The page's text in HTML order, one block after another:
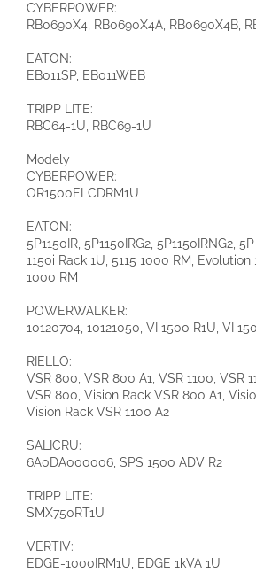
CYBERPOWER:
RB0690X4, RB0690X4A, RB0690X4B,
EATON:
EB011SP, EB011WEB
TRIPP LITE:
RBC64-1U, RBC69-1U
Modely
CYBERPOWER:
OR1500ELCDRM1U
EATON:
5P1150IR, 5P1150IRG2, 5P1150IRNG2,
1150i Rack 1U, 5115 1000 RM, Evolution
1000 RM
POWERWALKER:
10120704, 10121050, VI 1500 R1U , VI
RIELLO:
VSR 800, VSR 800 A1, VSR 1100, VSR
VSR 800, Vision Rack VSR 800 A1,
Vision Rack VSR 1100 A2
SALICRU:
6A0DA000006, SPS 1500 ADV R2
TRIPP LITE:
SMX750RT1U
VERTIV:
EDGE-1000IRM1U, EDGE 1kVA 1U